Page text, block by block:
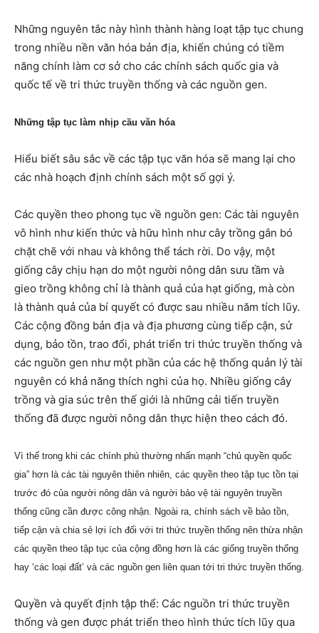
Những nguyên tắc này hình thành hàng loạt tập tục chung
trong nhiều nền văn hóa bản địa, khiến chúng có tiềm
năng chính làm cơ sở cho các chính sách quốc gia và
quốc tế về tri thức truyền thống và các nguồn gen.
Những tập tục làm nhịp cầu văn hóa
Hiểu biết sâu sắc về các tập tục văn hóa sẽ mang lại cho
các nhà hoạch định chính sách một số gợi ý.
Các quyền theo phong tục về nguồn gen: Các tài nguyên
vô hình như kiến thức và hữu hình như cây trồng gắn bó
chặt chẽ với nhau và không thể tách rời. Do vậy, một
giống cây chịu hạn do một người nông dân sưu tầm và
gieo trồng không chỉ là thành quả của hạt giống, mà còn
là thành quả của bí quyết có được sau nhiều năm tích lũy.
Các cộng đồng bản địa và địa phương cùng tiếp cận, sử
dụng, bảo tồn, trao đổi, phát triển tri thức truyền thống và
các nguồn gen như một phần của các hệ thống quản lý tài
nguyên có khả năng thích nghi của họ. Nhiều giống cây
trồng và gia súc trên thế giới là những cải tiến truyền
thống đã được người nông dân thực hiện theo cách đó.
Vì thế trong khi các chính phủ thường nhấn mạnh “chủ quyền quốc
gia” hơn là các tài nguyên thiên nhiên, các quyền theo tập tục tồn tại
trước đó của người nông dân và người bảo vệ tài nguyên truyền
thống cũng cần được công nhận. Ngoài ra, chính sách về bảo tồn,
tiếp cận và chia sẻ lợi ích đối với tri thức truyền thống nên thừa nhận
các quyền theo tập tục của cộng đồng hơn là các giống truyền thống
hay ‘các loại đất’ và các nguồn gen liên quan tới tri thức truyền thống.
Quyền và quyết định tập thể: Các nguồn tri thức truyền
thống và gen được phát triển theo hình thức tích lũy qua